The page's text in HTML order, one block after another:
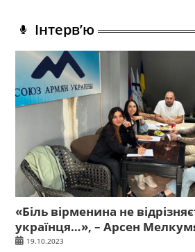
Інтерв’ю
«Біль вірменина не
українця…», – Арсен
19.10.2023